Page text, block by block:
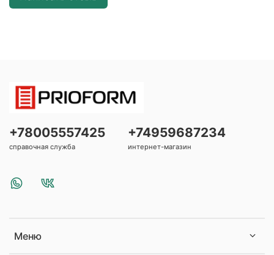
Меню
+78005557425
справочная служба
+74959687234
интернет-магазин